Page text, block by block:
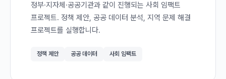
정부·지자체·공공기관과 같이 진행되는 사회 임팩트
프로젝트. 정책 제안, 공공 데이터 분석, 지역 문제 해결
프로젝트를 실행합니다.
정책 제안 공공 데이터 사회 임팩트